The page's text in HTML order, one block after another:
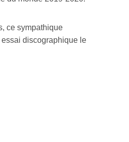
ce sympathique
discographique le